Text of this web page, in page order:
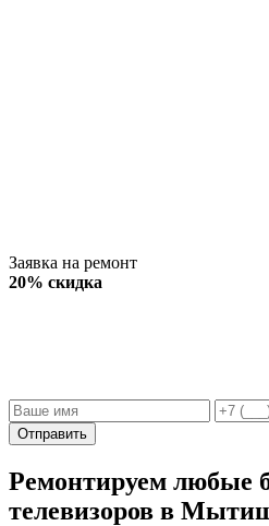
Заявка на ремонт
20% скидка
Отправить
Ремонтируем любые
телевизоров в